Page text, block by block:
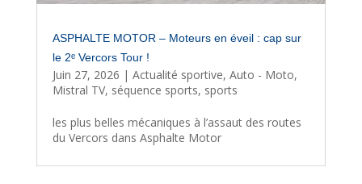
ASPHALTE MOTOR – Moteurs en éveil : cap sur
le 2ᵉ Vercors Tour !
Juin 27, 2026 | Actualité sportive, Auto - Moto,
Mistral TV, séquence sports, sports
les plus belles mécaniques à l’assaut des routes
du Vercors dans Asphalte Motor